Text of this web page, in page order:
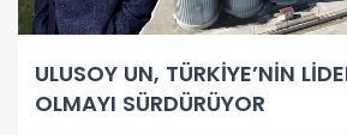
ULUSOY UN, TÜRKİYE’NİN
OLMAYI SÜRDÜRÜYOR